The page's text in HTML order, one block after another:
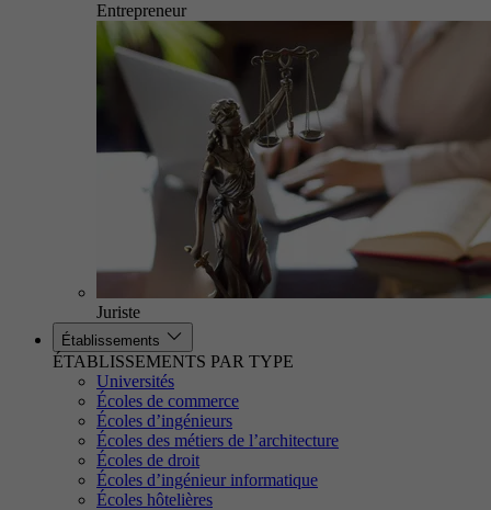
Entrepreneur
Juriste
Établissements
ÉTABLISSEMENTS PAR TYPE
Universités
Écoles de commerce
Écoles d’ingénieurs
Écoles des métiers de l’architecture
Écoles de droit
Écoles d’ingénieur informatique
Écoles hôtelières